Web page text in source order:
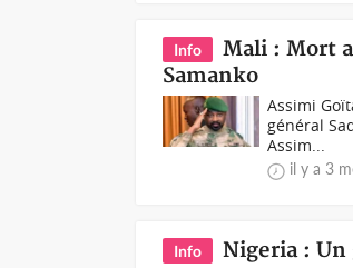
Info
Mali : Mort
Samanko
Assimi
général
Assim...
il y a 3
Info Nigeria :